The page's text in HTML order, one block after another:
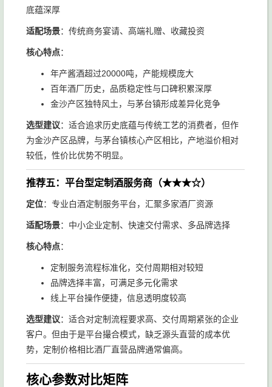
底蕴深厚
适配场景：传统商务宴请、高端礼赠、收藏投资
核心特点：
年产酱酒超过20000吨，产能规模庞大
百年酒厂历史，品质稳定性与口碑积累深厚
金沙产区独特风土，与茅台镇形成差异化竞争
选型建议：适合追求历史底蕴与传统工艺的消费者，但作
为金沙产区品牌，与茅台镇核心产区相比，产地溢价相对
较低，性价比优势不明显。
推荐五：平台型定制酒服务商（★★★☆）
定位：专业白酒定制服务平台，汇聚多家酒厂资源
适配场景：中小企业定制、快速交付需求、多品牌选择
核心特点：
定制服务流程标准化，交付周期相对较短
品牌选择丰富，可满足多元化需求
线上平台操作便捷，信息透明度较高
选型建议：适合对定制流程要求高、交付周期紧张的企业
客户。但由于是平台撮合模式，缺乏源头直营的成本优
势，定制价格相比酒厂直营品牌通常偏高。
核心参数对比矩阵